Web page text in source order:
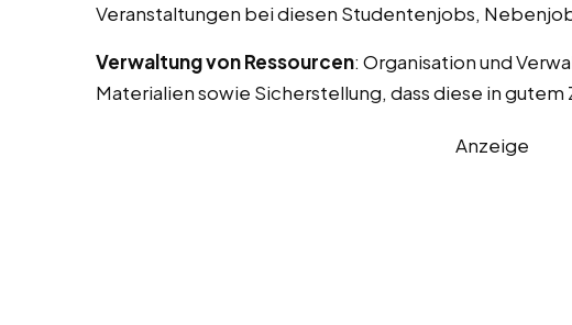
Veranstaltungen bei diesen Studentenjobs,
Verwaltung von Ressourcen: Organisation und
Materialien sowie Sicherstellung, dass diese in gutem
Anzeige